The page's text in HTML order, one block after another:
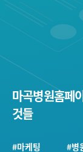
마곡병원홈페
것들
#마케팅 #병